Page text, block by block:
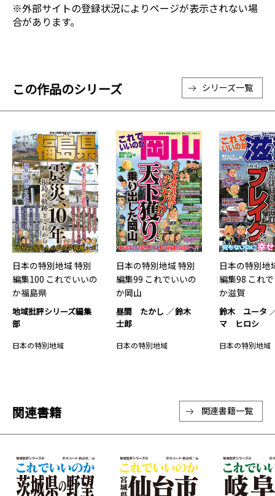
※外部サイトの登録状況によりページが表示されない場
合があります。
この作品のシリーズ シリーズ一覧
日本の特別地域 特別
編集100 これでいいの
か福島県
地域批評シリーズ編集
部
日本の特別地域
日本の特別地域 特別
編集99 これでいいの
か岡山
昼間 たかし
鈴木
士郎
日本の特別地域
日本の特別地
編集98 これ
か滋賀
鈴木 ユータ
マ ヒロシ
日本の特別地域
関連書籍 関連書籍一覧